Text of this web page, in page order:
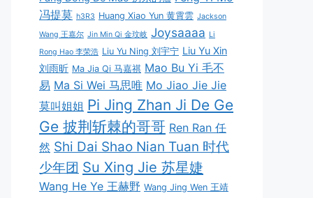
冯提莫 h3R3 Huang Xiao Yun 黄霄雲 Jackson
Wang 王嘉尔 Jin Min Qi 金玟岐 Joysaaaa Li
Rong Hao 李荣浩 Liu Yu Ning 刘宇宁 Liu Yu Xin
刘雨昕 Ma Jia Qi 马嘉祺 Mao Bu Yi 毛不
易 Ma Si Wei 马思唯 Mo Jiao Jie Jie
莫叫姐姐 Pi Jing Zhan Ji De Ge
Ge 披荆斩棘的哥哥 Ren Ran 任
然 Shi Dai Shao Nian Tuan 时代
少年团 Su Xing Jie 苏星婕
Wang He Ye 王赫野 Wang Jing Wen 王靖